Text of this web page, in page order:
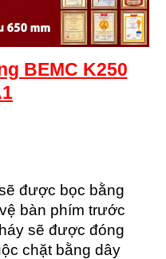
BEMC K250
được bọc bằng
bàn phím trước
sẽ được đóng
chặt bằng dây